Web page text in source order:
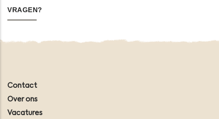
VRAGEN?
Contact
Over ons
Vacatures